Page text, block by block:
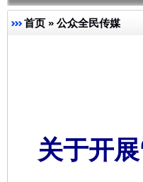
首页 » 公众全民传媒
关于开